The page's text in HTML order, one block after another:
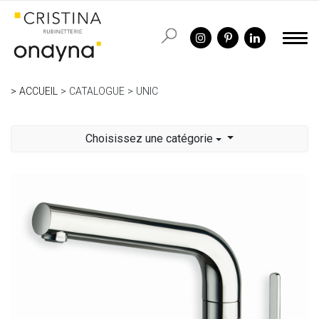
ACCUEIL CATALOGUE UNIC
Choisissez une catégorie